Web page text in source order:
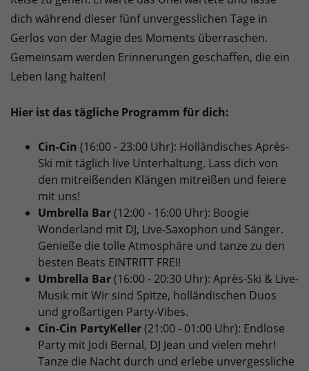
dich während dieser fünf unvergesslichen Tage in
Gerlos von der Magie des Moments überraschen.
Gemeinsam werden Erinnerungen geschaffen, die ein
Leben lang halten!
Hier ist das tägliche Programm für dich:
Cin-Cin (16:00 - 23:00 Uhr): Holländisches Après-
Ski mit täglich live Unterhaltung. Lass dich von
den mitreißenden Klängen mitreißen und feiere
mit uns!
Umbrella Bar(12:00 - 16:00 Uhr): Boogie
Wonderland mit DJ, Live-Saxophon und Sänger.
Genieße die tolle Atmosphäre und tanze zu den
besten Beats EINTRITT FREI!
Umbrella Bar(16:00 - 20:30 Uhr): Après-Ski & Live-
Musik mit Wir sind Spitze, holländischen Duos
und großartigen Party-Vibes.
Cin-Cin PartyKeller(21:00 - 01:00 Uhr): Endlose
Party mit Jodi Bernal, DJ Jean und vielen mehr!
Tanze die Nacht durch und erlebe unvergessliche